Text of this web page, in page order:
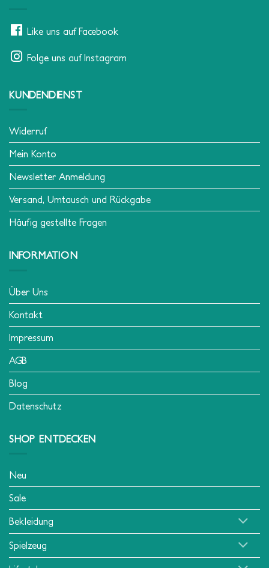
Like uns auf Facebook
Folge uns auf Instagram
KUNDENDIENST
Widerruf
Mein Konto
Newsletter Anmeldung
Versand, Umtausch und Rückgabe
Häufig gestellte Fragen
INFORMATION
Über Uns
Kontakt
Impressum
AGB
Blog
Datenschutz
SHOP ENTDECKEN
Neu
Sale
Bekleidung
Spielzeug